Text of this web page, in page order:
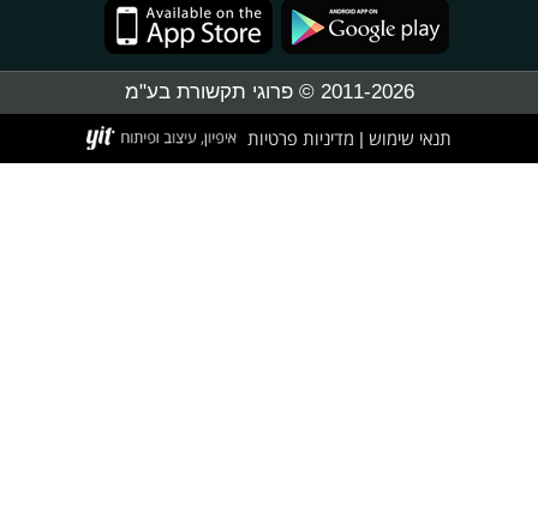
2011-2026 © פרוגי תקשורת בע"מ
תנאי שימוש | מדיניות פרטיות